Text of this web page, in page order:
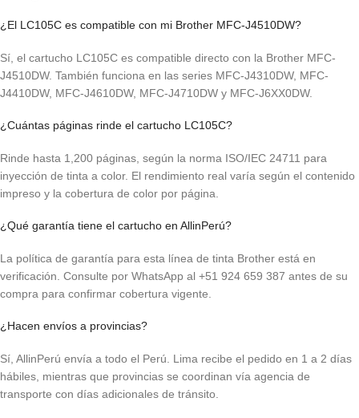
¿El LC105C es compatible con mi Brother MFC-J4510DW?
Sí, el cartucho LC105C es compatible directo con la Brother MFC-
J4510DW. También funciona en las series MFC-J4310DW, MFC-
J4410DW, MFC-J4610DW, MFC-J4710DW y MFC-J6XX0DW.
¿Cuántas páginas rinde el cartucho LC105C?
Rinde hasta 1,200 páginas, según la norma ISO/IEC 24711 para
inyección de tinta a color. El rendimiento real varía según el contenido
impreso y la cobertura de color por página.
¿Qué garantía tiene el cartucho en AllinPerú?
La política de garantía para esta línea de tinta Brother está en
verificación. Consulte por WhatsApp al +51 924 659 387 antes de su
compra para confirmar cobertura vigente.
¿Hacen envíos a provincias?
Sí, AllinPerú envía a todo el Perú. Lima recibe el pedido en 1 a 2 días
hábiles, mientras que provincias se coordinan vía agencia de
transporte con días adicionales de tránsito.